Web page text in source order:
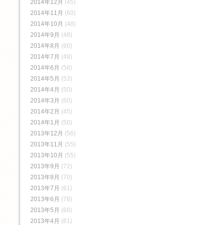
2014年12月 (45)
2014年11月 (60)
2014年10月 (48)
2014年9月 (48)
2014年8月 (60)
2014年7月 (48)
2014年6月 (58)
2014年5月 (53)
2014年4月 (50)
2014年3月 (60)
2014年2月 (45)
2014年1月 (50)
2013年12月 (56)
2013年11月 (55)
2013年10月 (55)
2013年9月 (72)
2013年8月 (70)
2013年7月 (61)
2013年6月 (78)
2013年5月 (68)
2013年4月 (61)